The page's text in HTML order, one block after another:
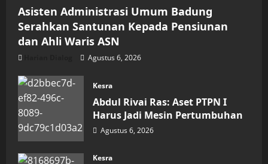
Asisten Administrasi Umum Badung
Serahkan Santunan Kepada Pensiunan
dan Ahli Waris ASN
Agustus 6, 2026
Kesra
Abdul Rivai Ras: Aset PTPN I
Harus Jadi Mesin Pertumbuhan
Agustus 6, 2026
Kesra